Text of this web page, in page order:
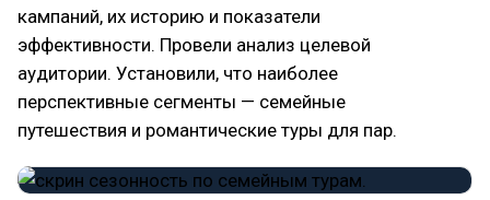
кампаний, их историю и показатели
эффективности. Провели анализ целевой
аудитории. Установили, что наиболее
перспективные сегменты — семейные
путешествия и романтические туры для пар.